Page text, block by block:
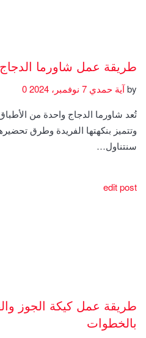
طريقة عمل شاورما
byآية حمدي
تُعد شاورما الدجاج واحدة من
وتتميز بنكهتها الفريدة وطرق
سنتناول…
edit post
طريقة عمل كيكة الجوز
بالخطوات